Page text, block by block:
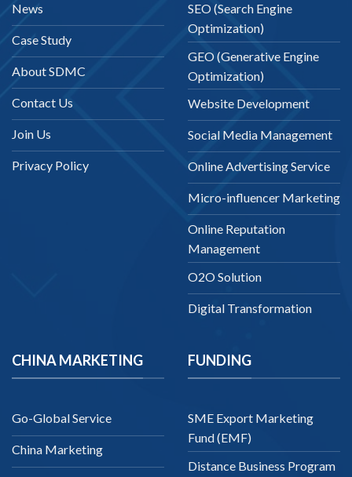
News
Case Study
About SDMC
Contact Us
Join Us
Privacy Policy
SEO (Search Engine
Optimization)
GEO (Generative Engine
Optimization)
Website Development
Social Media Management
Online Advertising Service
Micro-influencer Marketing
Online Reputation
Management
O2O Solution
Digital Transformation
CHINA MARKETING
Go-Global Service
China Marketing
FUNDING
SME Export Marketing
Fund (EMF)
Distance Business Program